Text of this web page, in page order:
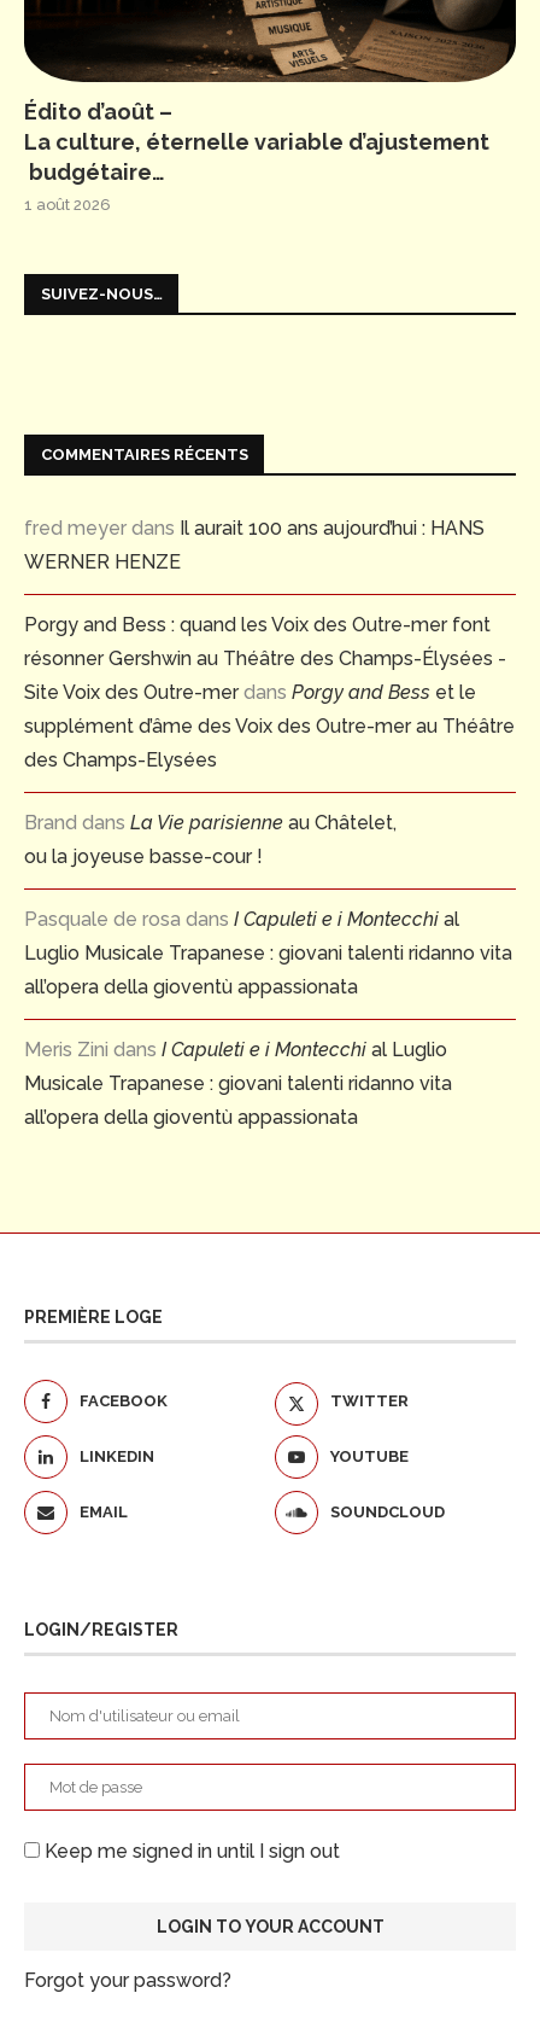
Édito d’août –
La culture, éternelle variable d’ajustement
budgétaire…
1 août 2026
SUIVEZ-NOUS…
COMMENTAIRES RÉCENTS
fred meyer dans Il aurait 100 ans aujourd’hui : HANS
WERNER HENZE
Porgy and Bess : quand les Voix des Outre-mer font
résonner Gershwin au Théâtre des Champs-Élysées -
Site Voix des Outre-merdans Porgy and Bess et le
supplément d’âme des Voix des Outre-mer au Théâtre
des Champs-Elysées
Brand dans La Vie parisienne au Châtelet,
ou la joyeuse basse-cour !
Pasquale de rosa dans I Capuleti e i Montecchi al
Luglio Musicale Trapanese : giovani talenti ridanno vita
all’opera della gioventù appassionata
Meris Zini dans I Capuleti e i Montecchi al Luglio
Musicale Trapanese : giovani talenti ridanno vita
all’opera della gioventù appassionata
PREMIÈRE LOGE
FACEBOOK TWITTER
LINKEDIN YOUTUBE
EMAIL SOUNDCLOUD
LOGIN/REGISTER
Keep me signed in until I sign out
Forgot your password?